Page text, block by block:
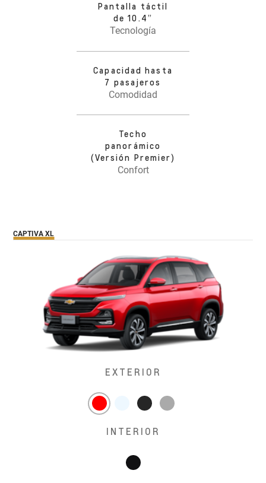
Pantalla táctil
de 10.4”
Tecnología
Capacidad hasta
7 pasajeros
Comodidad
Techo
panorámico
(Versión Premier)
Confort
CAPTIVA XL
EXTERIOR
INTERIOR